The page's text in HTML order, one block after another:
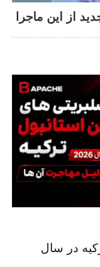
از این ماجرا
در سال